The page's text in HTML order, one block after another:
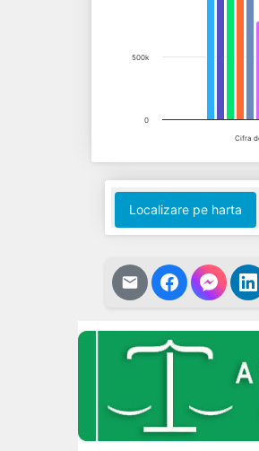
Cifra
0
500k
End of interactive chart.
Localizare pe harta